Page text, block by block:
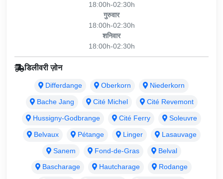
18:00h-02:30h
गुरुवार
18:00h-02:30h
शनिवार
18:00h-02:30h
डिलीवरी ज़ोन
Differdange Oberkorn Niederkorn
Bache Jang Cité Michel Cité Revemont
Hussigny-Godbrange Cité Ferry Soleuvre
Belvaux Pétange Linger Lasauvage
Sanem Fond-de-Gras Belval
Bascharage Hautcharage Rodange